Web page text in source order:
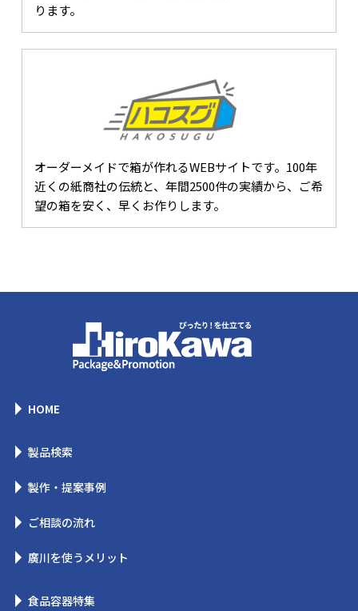
ります。
オーダーメイドで箱が作れるWEBサイトです。100年
近くの紙商社の伝統と、年間2500件の実績から、ご希
望の箱を安く、早くお作りします。
HOME
製品検索
製作・提案事例
ご相談の流れ
廣川を使うメリット
食品容器特集